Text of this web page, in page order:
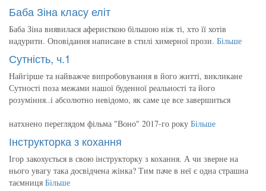
Баба Зіна класу еліт
Баба Зіна виявилася аферисткою більшою ніж ті, хто її хотів
надурити. Оповідання написане в стилі химерної прози. Більше
Сутність, ч.1
Найгірше та найважче випробовування в його житті, викликане
Сутності поза межами нашої буденної реальності та його
розуміння..і абсолютно невідомо, як саме це все завершиться
натхнено переглядом фільма "Воно" 2017-го року Більше
Інструкторка з кохання
Ігор закохується в свою інструкторку з кохання. А чи зверне на
нього увагу така досвідчена жінка? Тим паче в неї є одна страшна
таємниця Більше